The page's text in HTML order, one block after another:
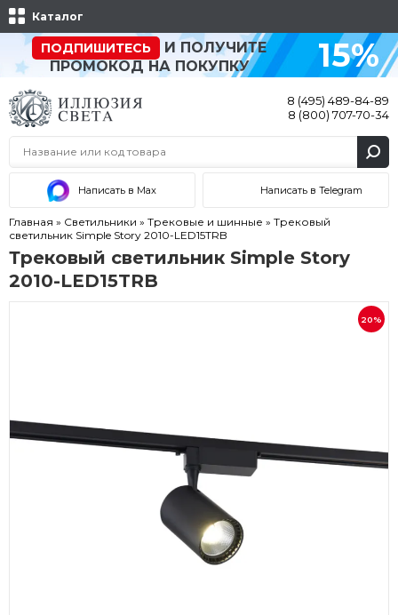
Каталог
ПОДПИШИТЕСЬ
И ПОЛУЧИТЕ
ПРОМОКОД НА ПОКУПКУ
15%
8 (495) 489-84-89
8 (800) 707-70-34
Написать в Max Написать в Telegram
Главная » Светильники » Трековые и шинные » Трековый
светильник Simple Story 2010-LED15TRB
Трековый светильник Simple Story
2010-LED15TRB
20%